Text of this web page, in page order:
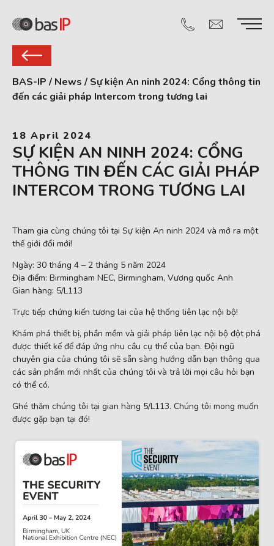
BAS-IP / News / Sự kiện An ninh 2024: Cổng thông tin
đến các giải pháp Intercom trong tương lai
18 April 2024
SỰ KIỆN AN NINH 2024: CỔNG
THÔNG TIN ĐẾN CÁC GIẢI PHÁP
INTERCOM TRONG TƯƠNG LAI
Tham gia cùng chúng tôi tại Sự kiện An ninh 2024 và mở ra một
thế giới đổi mới!
Ngày: 30 tháng 4 – 2 tháng 5 năm 2024
Địa điểm: Birmingham NEC, Birmingham, Vương quốc Anh
Gian hàng: 5/L113
Trực tiếp chứng kiến ​​tương lai của hệ thống liên lạc nội bộ!
Khám phá thiết bị, phần mềm và giải pháp liên lạc nội bộ đột phá
được thiết kế để đáp ứng nhu cầu cụ thể của bạn. Đội ngũ
chuyên gia của chúng tôi sẽ sẵn sàng hướng dẫn bạn thông qua
các sản phẩm mới nhất của chúng tôi và trả lời mọi câu hỏi bạn
có thể có.
Ghé thăm chúng tôi tại gian hàng 5/L113. Chúng tôi mong muốn
được gặp bạn tại đó!